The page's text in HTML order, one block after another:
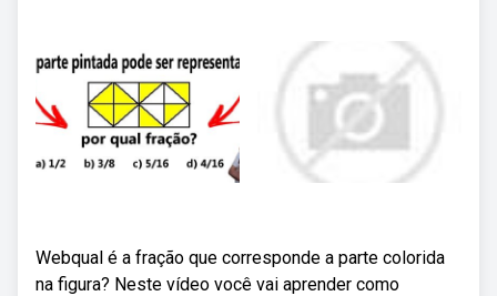
Webqual é a fração que corresponde a parte colorida
na figura? Neste vídeo você vai aprender como